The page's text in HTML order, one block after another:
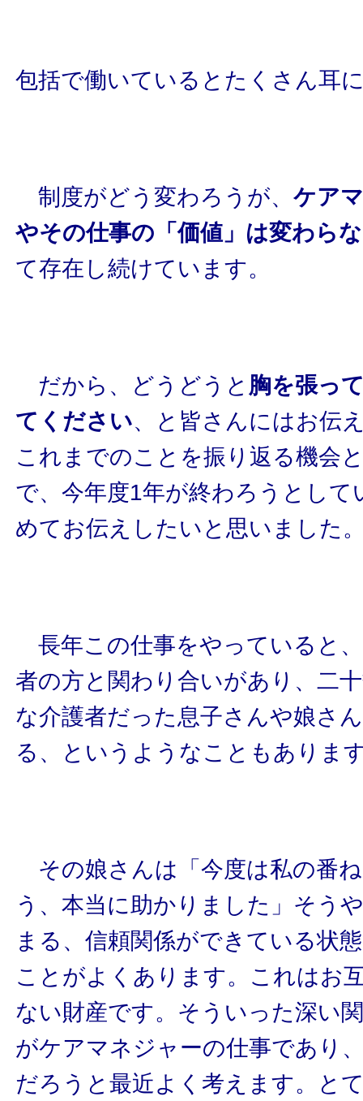
包括で働いているとたくさん耳
制度がどう変わろうが、ケア
やその仕事の「価値」は変わら
て存在し続けています。
だから、どうどうと 胸を張っ
てください、と皆さんにはお伝
これまでのことを振り返る機会
で、今年度1年が終わろうとし
めてお伝えしたいと思いました
長年この仕事をやっていると
者の方と関わり合いがあり、二
な介護者だった息子さんや娘さ
る、というようなこともありま
その娘さんは「今度は私の番
う、本当に助かりました」そう
まる、信頼関係ができている状
ことがよくあります。これはお
ない財産です。そういった深い
がケアマネジャーの仕事であり
だろうと最近よく考えます。と